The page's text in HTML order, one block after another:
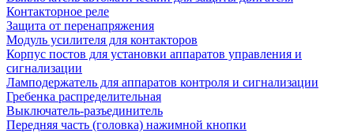
Контакторное реле
Защита от перенапряжения
Модуль усилителя для контакторов
Корпус постов для установки аппаратов управления и
сигнализации
Ламподержатель для аппаратов контроля и сигнализации
Гребенка распределительная
Выключатель-разъединитель
Передняя часть (головка) нажимной кнопки